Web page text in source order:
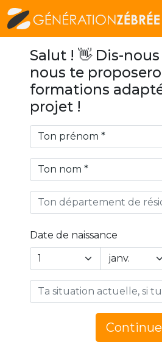
Salut ! 👋 Dis-
nous te
formations
projet !
Ton département de
Date de naissance
Year
Day